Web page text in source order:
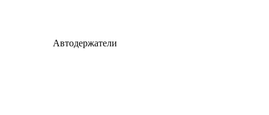
Автодержатели